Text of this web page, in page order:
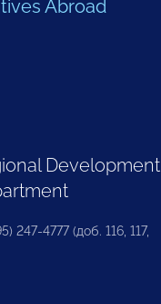
Abroad
Development
247-4777 (доб. 116, 117,